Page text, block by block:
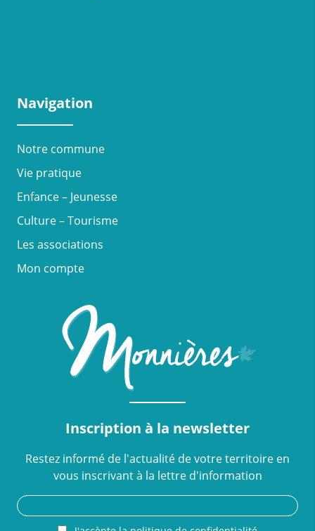
Navigation
Notre commune
Vie pratique
Enfance – Jeunesse
Culture – Tourisme
Les associations
Mon compte
Inscription à la newsletter
Restez informé de l'actualité de votre territoire en
vous inscrivant à la lettre d'information